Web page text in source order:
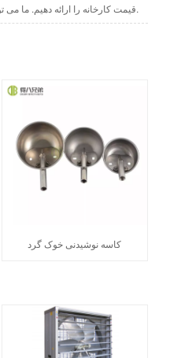
قیمت کارخانه را ارائه دهیم. ما می توانیم لیست قیمت و نقل قول را ارائه دهیم.
کاسه نوشیدنی خوک گرد